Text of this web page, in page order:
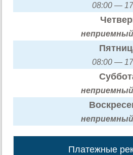
08:00 —
08:00 —
Платежные